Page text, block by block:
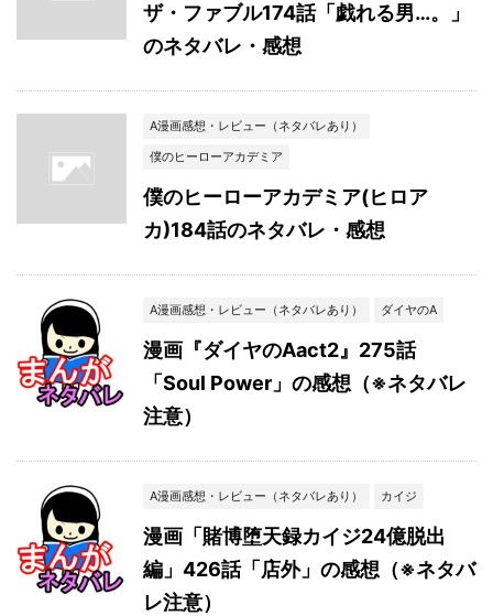
ザ・ファブル174話「戯れる男…。」
のネタバレ・感想
A漫画感想・レビュー（ネタバレあり）
僕のヒーローアカデミア
僕のヒーローアカデミア(ヒロア
カ)184話のネタバレ・感想
A漫画感想・レビュー（ネタバレあり） ダイヤのA
漫画『ダイヤのAact2』275話
「Soul Power」の感想（※ネタバレ
注意）
A漫画感想・レビュー（ネタバレあり） カイジ
漫画「賭博堕天録カイジ24億脱出
編」426話「店外」の感想（※ネタバ
レ注意）